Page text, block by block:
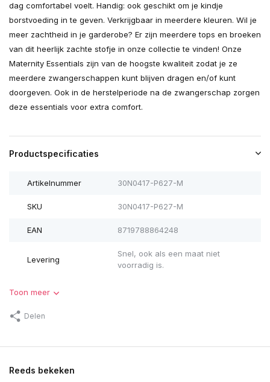
dag comfortabel voelt. Handig: ook geschikt om je kindje
borstvoeding in te geven. Verkrijgbaar in meerdere kleuren. Wil je
meer zachtheid in je garderobe? Er zijn meerdere tops en broeken
van dit heerlijk zachte stofje in onze collectie te vinden! Onze
Maternity Essentials zijn van de hoogste kwaliteit zodat je ze
meerdere zwangerschappen kunt blijven dragen en/of kunt
doorgeven. Ook in de herstelperiode na de zwangerschap zorgen
deze essentials voor extra comfort.
Productspecificaties
Artikelnummer 30N0417-P627-M
SKU 30N0417-P627-M
EAN 8719788864248
Levering
Snel, ook als een maat niet
voorradig is.
Toon meer
Delen
Reeds bekeken